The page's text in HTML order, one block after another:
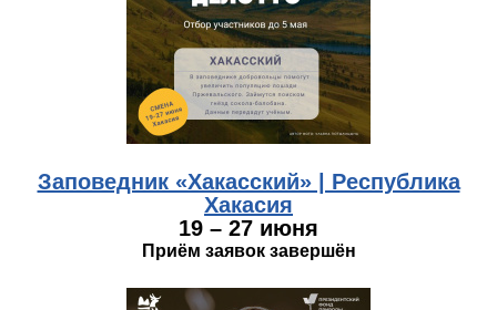
Заповедник «Хакасский» | Республика
Хакасия
19 – 27 июня
Приём заявок завершён